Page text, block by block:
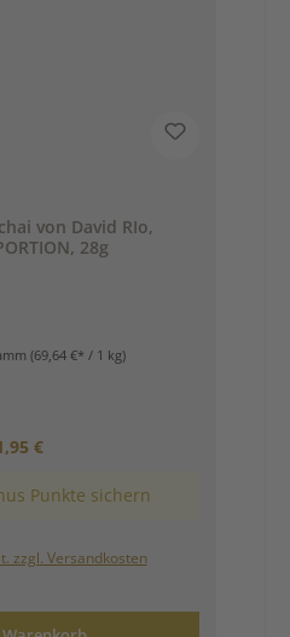
chai von David RIo,
28g
(69,64 €* / 1 kg)
Preis:
€
Punkte sichern
zzgl. Versandkosten